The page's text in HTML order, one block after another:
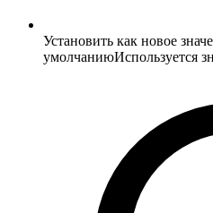
Установить как новое
умолчаниюИспользуется